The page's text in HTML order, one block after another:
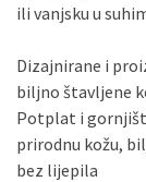
ili vanjsku u
Dizajnirane i
biljno štavljene
Potplat i
prirodnu kožu,
bez lijepila